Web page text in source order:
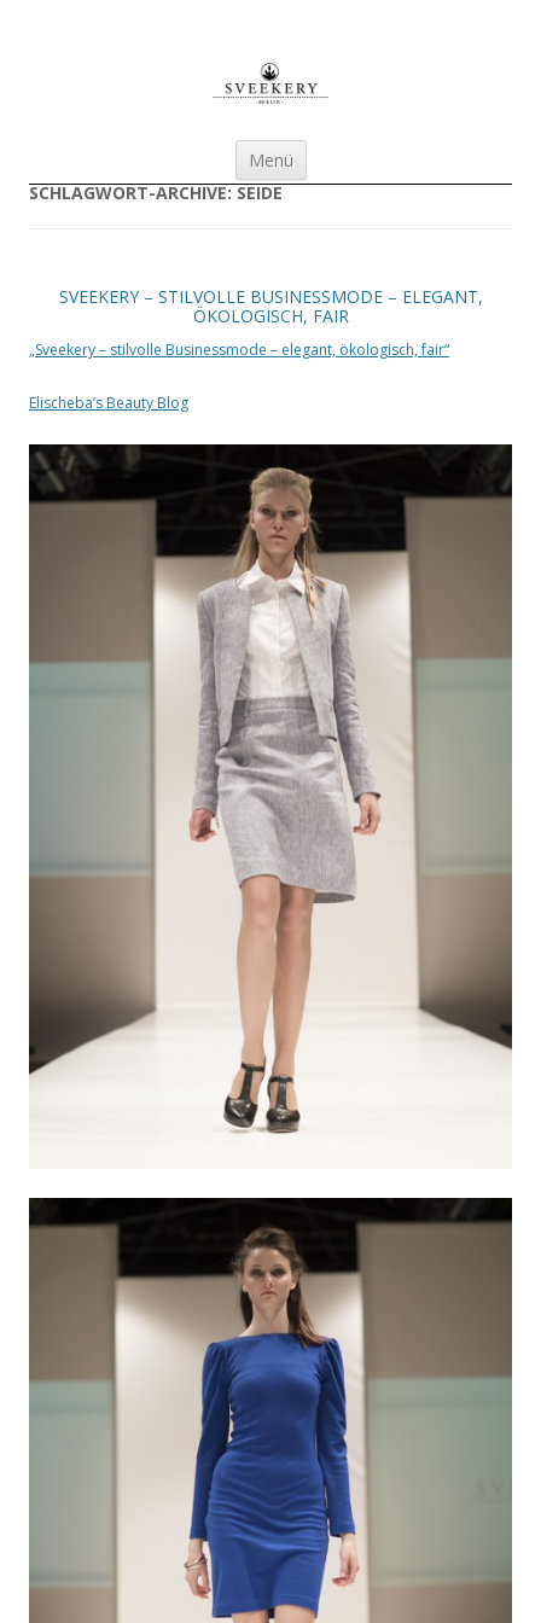
Businessmode für Damen
Menü
Zum Inhalt springen
SCHLAGWORT-ARCHIVE:SEIDE
SVEEKERY – STILVOLLE BUSINESSMODE – ELEGANT,
ÖKOLOGISCH, FAIR
„Sveekery – stilvolle Businessmode – elegant, ökologisch, fair“
Elischeba’s Beauty Blog